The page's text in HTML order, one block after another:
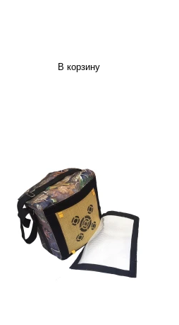
В корзину